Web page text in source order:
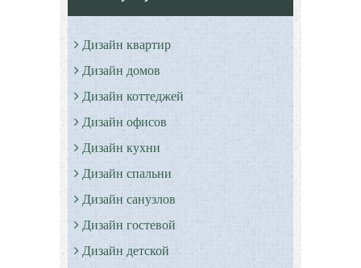
Дизайн квартир
Дизайн домов
Дизайн коттеджей
Дизайн офисов
Дизайн кухни
Дизайн спальни
Дизайн санузлов
Дизайн гостевой
Дизайн детской